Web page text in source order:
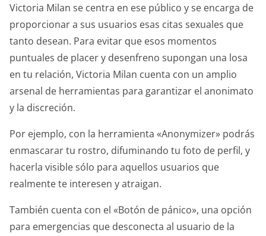
Victoria Milan se centra en ese público y se encarga de
proporcionar a sus usuarios esas citas sexuales que
tanto desean. Para evitar que esos momentos
puntuales de placer y desenfreno supongan una losa
en tu relación, Victoria Milan cuenta con un amplio
arsenal de herramientas para garantizar el anonimato
y la discreción.
Por ejemplo, con la herramienta «Anonymizer» podrás
enmascarar tu rostro, difuminando tu foto de perfil, y
hacerla visible sólo para aquellos usuarios que
realmente te interesen y atraigan.
También cuenta con el «Botón de pánico», una opción
para emergencias que desconecta al usuario de la